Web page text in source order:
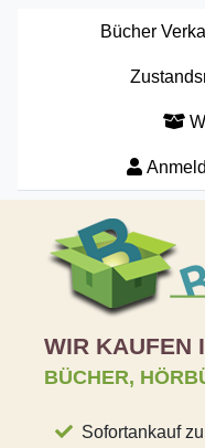
Bücher
WIR KAUFEN
BÜCHER,
Sofortankauf